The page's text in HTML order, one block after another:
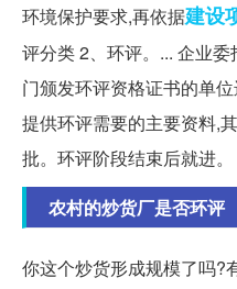
环境保护要求,再依据建设
评分类 2、环评。... 企业
门颁发环评资格证书的单
提供环评需要的主要资料,
批。环评阶段结束后就进。
农村的炒货厂是否环评
你这个炒货形成规模了吗?